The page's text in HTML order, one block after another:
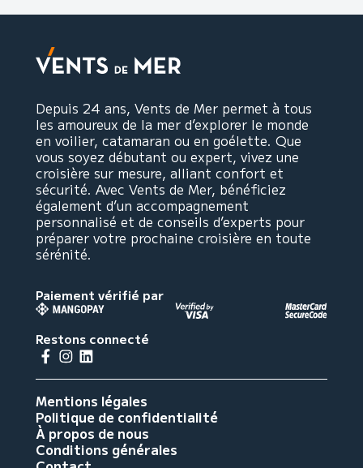
Depuis 24 ans, Vents de Mer permet à tous
les amoureux de la mer d’explorer le monde
en voilier, catamaran ou en goélette. Que
vous soyez débutant ou expert, vivez une
croisière sur mesure, alliant confort et
sécurité. Avec Vents de Mer, bénéficiez
également d’un accompagnement
personnalisé et de conseils d’experts pour
préparer votre prochaine croisière en toute
sérénité.
Paiement vérifié par
Restons connecté
Mentions légales
Politique de confidentialité
À propos de nous
Conditions générales